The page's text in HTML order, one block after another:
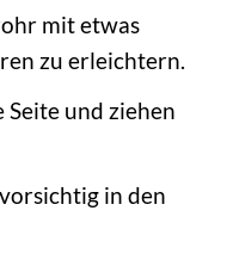
mit etwas
zu erleichtern.
Seite und ziehen
in den